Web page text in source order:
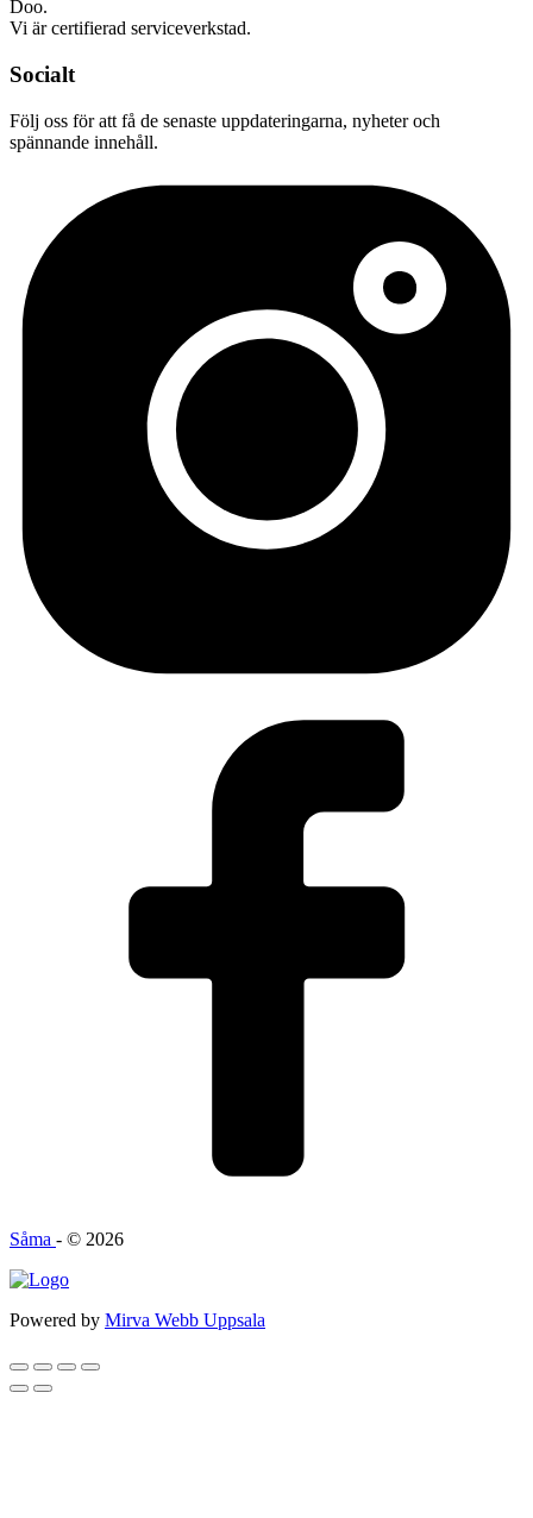
Doo.
Vi är certifierad serviceverkstad.
Socialt
Följ oss för att få de senaste uppdateringarna, nyheter och
spännande innehåll.
Såma - © 2026
Powered by Mirva Webb Uppsala